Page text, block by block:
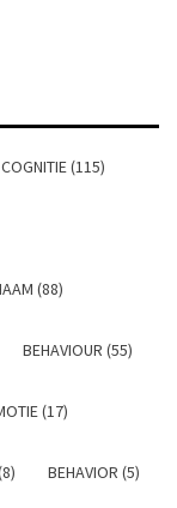
COGNITIE (115)
(88)
BEHAVIOUR (55)
(17)
BEHAVIOR (5)